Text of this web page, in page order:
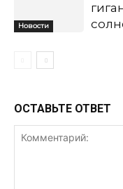
Новости
ОСТАВЬТЕ ОТВЕТ